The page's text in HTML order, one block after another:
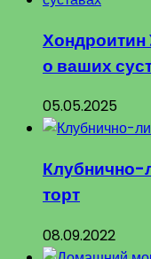
Хондроитин
о ваших
05.05.2025
торт
08.09.2022